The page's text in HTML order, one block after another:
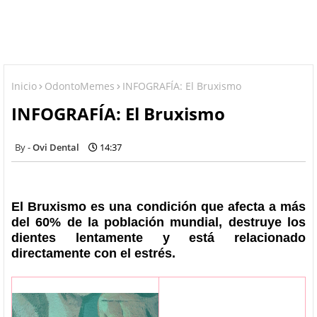
Inicio OdontoMemes INFOGRAFÍA: El Bruxismo
INFOGRAFÍA: El Bruxismo
Ovi Dental 14:37
El Bruxismo es una condición que afecta a más
del 60% de la población mundial, destruye los
dientes lentamente y está relacionado
directamente con el estrés.